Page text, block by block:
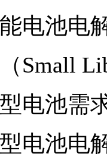
能电池
Small
电池需
型电池